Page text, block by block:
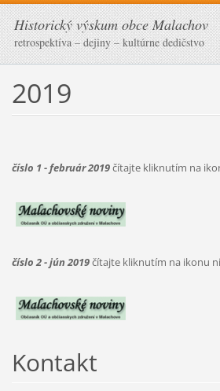
Historický výskum obce Malachov
retrospektíva – dejiny – kultúrne dedičstvo
2019
číslo 1 - február 2019čítajte kliknutím na
číslo 2 - jún 2019čítajte kliknutím na ikonu
Kontakt